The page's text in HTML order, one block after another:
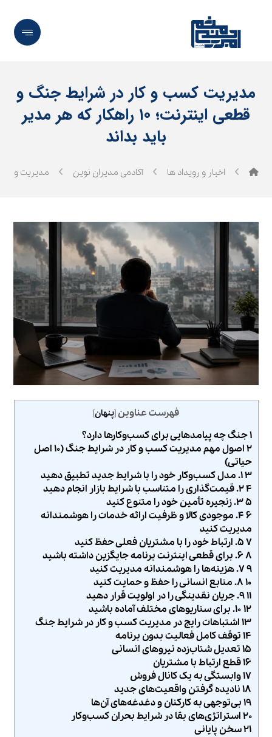
مدیریت کسب و کار در شرایط جنگ و
قطعی اینترنت؛ ۱۰ راهکار که هر مدیر
باید بداند
اخبار و رویداد ها آکادمی مدیران نوین مدیریت و
فهرست عناوین [پنهان]
۱ جنگ چه پیامدهایی برای کسب‌وکارها دارد؟
۲ اصول مهم مدیریت کسب و کار در شرایط جنگ (۱۰ اصل
حیاتی)
۳ ۱. مدل کسب‌وکار خود را با شرایط جدید تطبیق دهید
۴ ۲. قیمت‌گذاری را متناسب با شرایط بازار انجام دهید
۵ ۳. زنجیره تأمین خود را متنوع کنید
۶ ۴. موجودی کالا و ظرفیت ارائه خدمات را هوشمندانه
مدیریت کنید
۷ ۵. ارتباط خود را با مشتریان فعلی حفظ کنید
۸ ۶. برای قطعی اینترنت برنامه جایگزین داشته باشید
۹ ۷. هزینه‌ها را هوشمندانه مدیریت کنید
۱۰ ۸. منابع انسانی را حفظ و حمایت کنید
۱۱ ۹. جریان نقدینگی را در اولویت قرار دهید
۱۲ ۱۰. برای سناریوهای مختلف آماده باشید
۱۳ اشتباهات رایج در مدیریت کسب و کار در شرایط جنگ
۱۴ توقف کامل فعالیت بدون برنامه
۱۵ تعدیل شتاب‌زده نیروهای انسانی
۱۶ قطع ارتباط با مشتریان
۱۷ وابستگی به یک کانال فروش
۱۸ نادیده گرفتن واقعیت‌های جدید
۱۹ بی‌توجهی به کارکنان و دغدغه‌های آن‌ها
۲۰ استراتژی‌های بقا در شرایط بحران کسب‌وکار
۲۱ سخن پایانی